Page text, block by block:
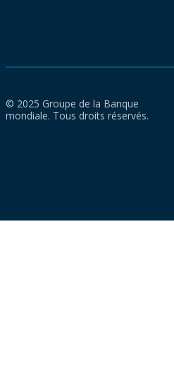
© 2025 Groupe de la Banque
mondiale. Tous droits réservés.